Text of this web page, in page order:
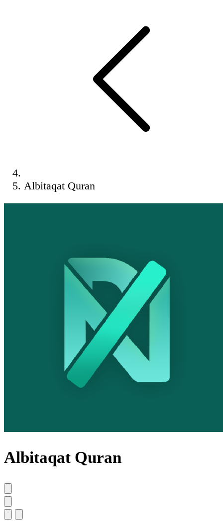
Albitaqat Quran
Albitaqat Quran